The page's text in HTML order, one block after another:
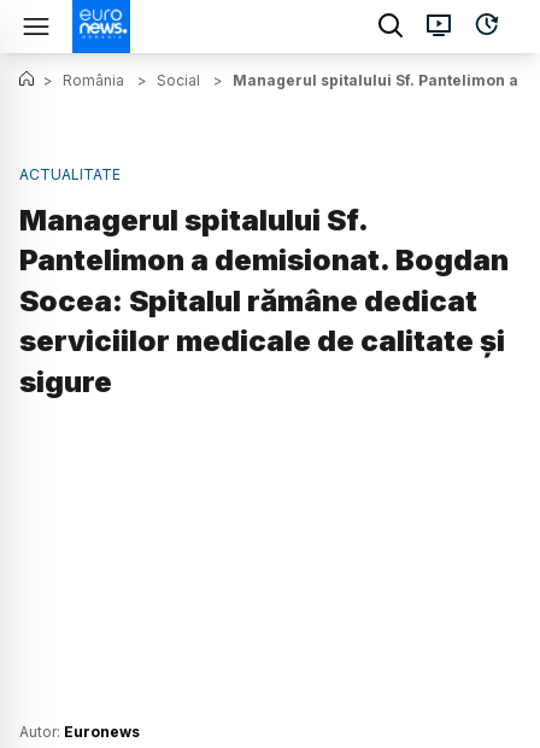
> România > Social > Managerul spitalului Sf. Pantelimon a
ACTUALITATE
Managerul spitalului Sf.
Pantelimon a demisionat. Bogdan
Socea: Spitalul rămâne dedicat
serviciilor medicale de calitate și
sigure
Autor: Euronews